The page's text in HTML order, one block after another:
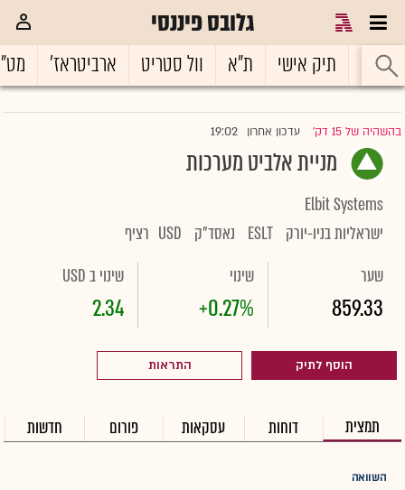
גלובס פיננסי
ראשי תיק אישי ת"א וול סטריט ארביטראז'
בהשהיה של 15 דק' |עדכון אחרון 19:02
מניית אלביט מערכות
Elbit Systems
ישראליות בניו-יורק ESLT נאסד"ק USD רציף
שער
859.33
שינוי
+0.27%
שינוי ב USD
2.34
הוסף לתיק התראות
תמצית דוחות עסקאות פורום חדשות
השוואה